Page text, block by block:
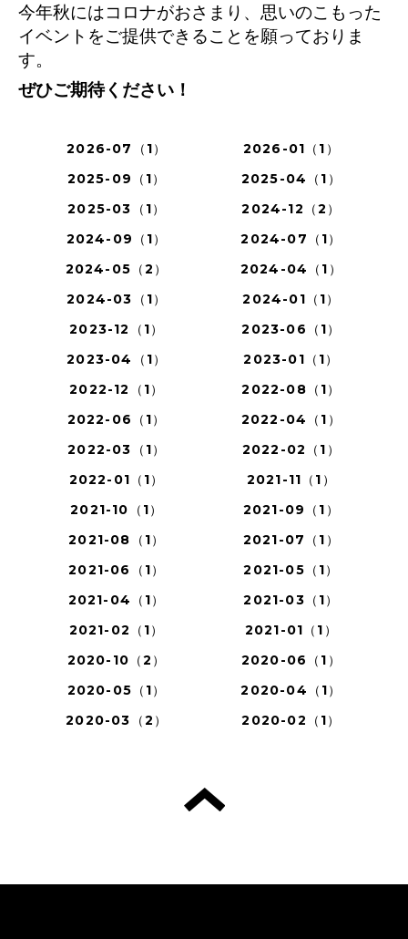
今年秋にはコロナがおさまり、思いのこもった
イベントをご提供できることを願っておりま
す。
ぜひご期待ください！
2026-07（1）
2026-01（1）
2025-09（1）
2025-04（1）
2025-03（1）
2024-12（2）
2024-09（1）
2024-07（1）
2024-05（2）
2024-04（1）
2024-03（1）
2024-01（1）
2023-12（1）
2023-06（1）
2023-04（1）
2023-01（1）
2022-12（1）
2022-08（1）
2022-06（1）
2022-04（1）
2022-03（1）
2022-02（1）
2022-01（1）
2021-11（1）
2021-10（1）
2021-09（1）
2021-08（1）
2021-07（1）
2021-06（1）
2021-05（1）
2021-04（1）
2021-03（1）
2021-02（1）
2021-01（1）
2020-10（2）
2020-06（1）
2020-05（1）
2020-04（1）
2020-03（2）
2020-02（1）